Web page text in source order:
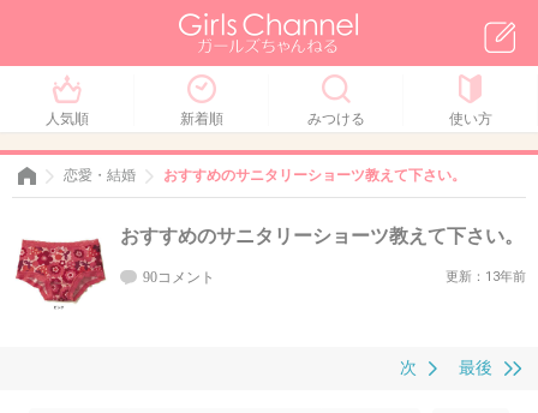
人気順 新着順 みつける 使い方
恋愛・結婚 おすすめのサニタリーショーツ教えて下さい。
おすすめのサニタリーショーツ教えて下さい。
90コメント 更新：13年前
最後
次